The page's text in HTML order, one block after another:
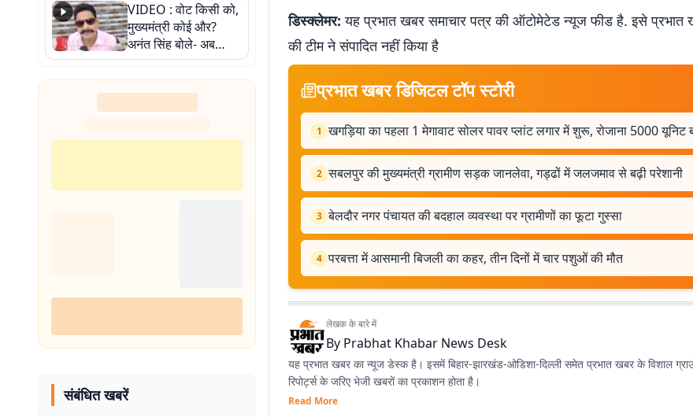
VIDEO : वोट किसी को,
मुख्यमंत्री कोई और?
अनंत सिंह बोले- अब
जनता हर चुनाव में देगी
जवाब
संबंधित खबरें
डिस्क्लेमर: यह प्रभात खबर समाचार पत्र की ऑटोमेटेड न्यूज फीड है. इसे प्रभात
की टीम ने संपादित नहीं किया है
प्रभात खबर डिजिटल टॉप स्टोरी
1 खगड़िया का पहला 1 मेगावाट सोलर पावर प्लांट लगार में शुरू, रोजाना 5000 यूनिट
2 सबलपुर की मुख्यमंत्री ग्रामीण सड़क जानलेवा, गड्ढों में जलजमाव से बढ़ी परेशानी
3 बेलदौर नगर पंचायत की बदहाल व्यवस्था पर ग्रामीणों का फूटा गुस्सा
4 परबत्ता में आसमानी बिजली का कहर, तीन दिनों में चार पशुओं की मौत
लेखक के बारे में
By Prabhat Khabar News Desk
यह प्रभात खबर का न्यूज डेस्क है। इसमें बिहार-झारखंड-ओडिशा-दिल्‍ली समेत प्रभात खबर के विशाल
रिपोर्ट्स के जरिए भेजी खबरों का प्रकाशन होता है।
Read More